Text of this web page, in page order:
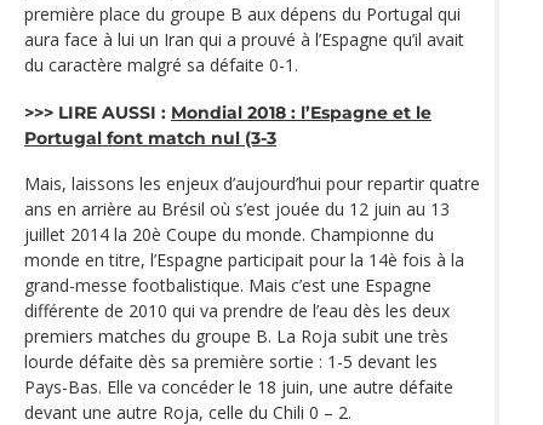
première place du groupe B aux dépens du Portugal qui
aura face à lui un Iran qui a prouvé à l’Espagne qu’il avait
du caractère malgré sa défaite 0-1.
>>> LIRE AUSSI : Mondial 2018 : l’Espagne et le
Portugal font match nul (3-3
Mais, laissons les enjeux d’aujourd’hui pour repartir quatre
ans en arrière au Brésil où s’est jouée du 12 juin au 13
juillet 2014 la 20è Coupe du monde. Championne du
monde en titre, l’Espagne participait pour la 14è fois à la
grand-messe footbalistique. Mais c’est une Espagne
différente de 2010 qui va prendre de l’eau dès les deux
premiers matches du groupe B. La Roja subit une très
lourde défaite dès sa première sortie : 1-5 devant les
Pays-Bas. Elle va concéder le 18 juin, une autre défaite
devant une autre Roja, celle du Chili 0 – 2.